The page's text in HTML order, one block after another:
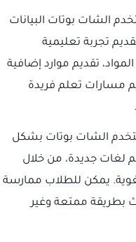
الشات بوتات البيانات
تجربة تعليمية
تقديم موارد إضافية
مسارات تعلم فريدة
الشات بوتات بشكل
لغات جديدة، من خلال
يمكن للطلاب ممارسة
بطريقة ممتعة وغير